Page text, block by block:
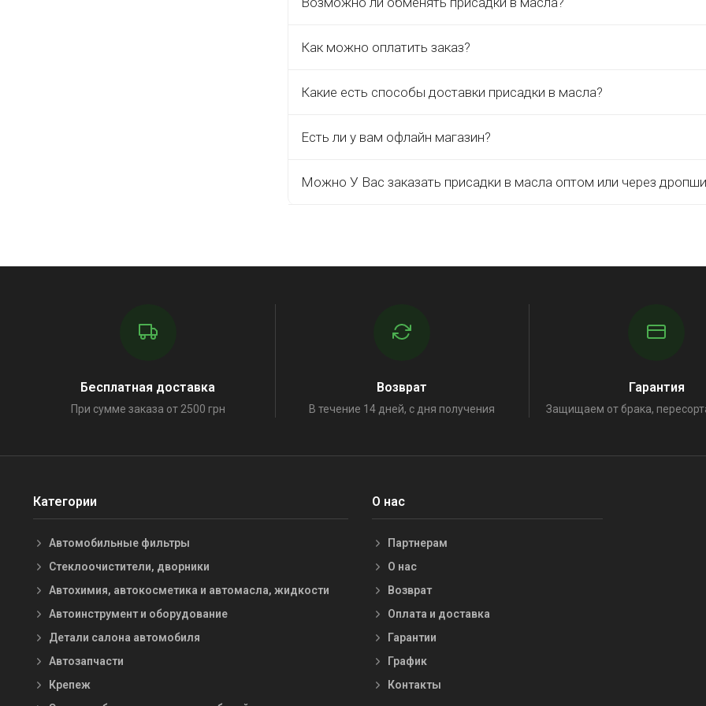
Как можно оплатить заказ?
Какие есть способы доставки присадки в масла?
Есть ли у вам офлайн магазин?
Можно У Вас заказать присадки в масла оптом или через
Бесплатная доставка
При сумме заказа от 2500 грн
Возврат
В течение 14 дней, с дня получения
Гарантия
Защищаем от брака,
Категории
Автомобильные фильтры
Стеклоочистители, дворники
Автохимия, автокосметика и автомасла, жидкости
Автоинструмент и оборудование
Детали салона автомобиля
Автозапчасти
Крепеж
О нас
Партнерам
О нас
Возврат
Оплата и доставка
Гарантии
График
Контакты